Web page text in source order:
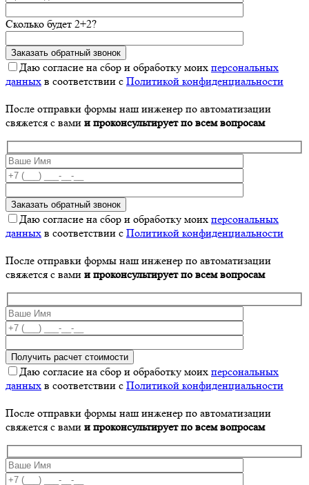
Сколько будет 2+2?
Даю согласие на сбор и обработку моих персональных
данных в соответствии с Политикой конфиденциальности
После отправки формы наш инженер по автоматизации
свяжется с вами и проконсультирует по всем вопросам
Даю согласие на сбор и обработку моих персональных
данных в соответствии с Политикой конфиденциальности
После отправки формы наш инженер по автоматизации
свяжется с вами и проконсультирует по всем вопросам
Даю согласие на сбор и обработку моих персональных
данных в соответствии с Политикой конфиденциальности
После отправки формы наш инженер по автоматизации
свяжется с вами и проконсультирует по всем вопросам